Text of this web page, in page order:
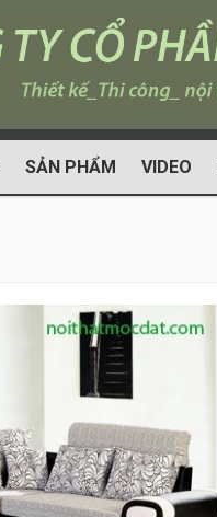
SẢN PHẨM VIDEO